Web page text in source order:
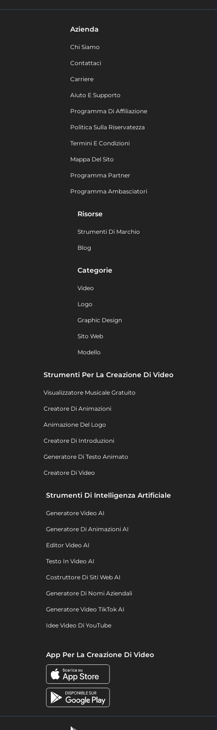
Azienda
Chi Siamo
Contattaci
Carriere
Aiuto E Supporto
Programma Di Affiliazione
Politica Sulla Riservatezza
Termini E Condizioni
Mappa Del Sito
Programma Partner
Programma Ambasciatori
Risorse
Strumenti Di Marchio
Blog
Categorie
Video
Logo
Graphic Design
Sito Web
Modello
Strumenti Per La Creazione Di Video
Visualizzatore Musicale Gratuito
Creatore Di Animazioni
Animazione Del Logo
Creatore Di Introduzioni
Generatore Di Testo Animato
Creatore Di Video
Strumenti Di Intelligenza Artificiale
Generatore Video AI
Generatore Di Animazioni AI
Editor Video AI
Testo In Video AI
Costruttore Di Siti Web AI
Generatore Di Nomi Aziendali
Generatore Video TikTok AI
Idee Video Di YouTube
App Per La Creazione Di Video